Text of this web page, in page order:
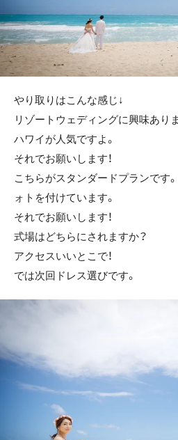
やり取りはこんな感じ↓
リゾートウェディングに興味ありま
ハワイが人気ですよ。
それでお願いします！
こちらがスタンダードプランです
ォトを付けています。
それでお願いします！
式場はどちらにされますか？
アクセスいいとこで！
では次回ドレス選びです。